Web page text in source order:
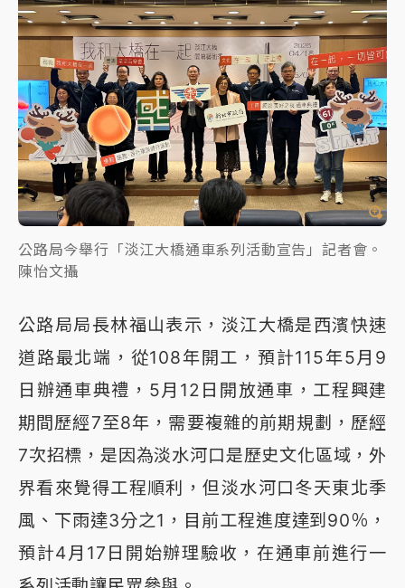
公路局今舉行「淡江大橋通車系列活動宣告」記者會。
陳怡文攝
公路局局長林福山表示，淡江大橋是西濱快速
道路最北端，從108年開工，預計115年5月9
日辦通車典禮，5月12日開放通車，工程興建
期間歷經7至8年，需要複雜的前期規劃，歷經
7次招標，是因為淡水河口是歷史文化區域，外
界看來覺得工程順利，但淡水河口冬天東北季
風、下雨達3分之1，目前工程進度達到90％，
預計4月17日開始辦理驗收，在通車前進行一